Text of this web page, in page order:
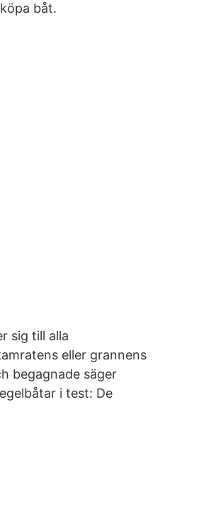
båt.
sig till alla
eller grannens
begagnade säger
i test: De